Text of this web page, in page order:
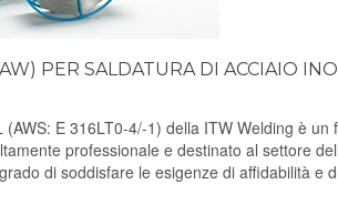
PER SALDATURA DI ACCIAIO
(AWS: E 316LT0-4/-1) della ITW Welding è
professionale e destinato al settore
di soddisfare le esigenze di affidabilità e